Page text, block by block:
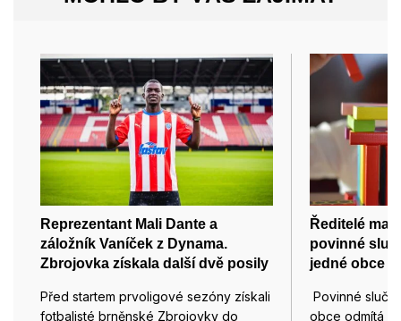
Reprezentant Mali Dante a
záložník Vaníček z Dynama.
Zbrojovka získala další dvě posily
Před startem prvoligové sezóny získali
fotbalisté brněnské Zbrojovky do
Ředitelé
povinné
jedné obce
Povinné
obce odmítá